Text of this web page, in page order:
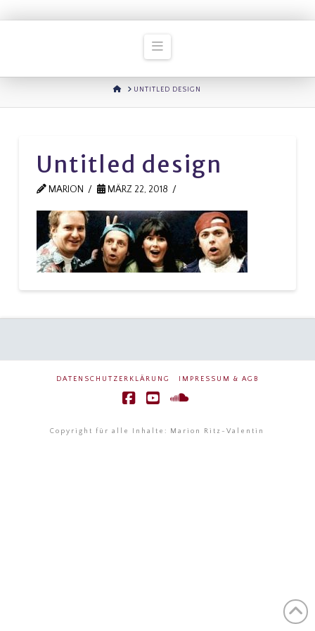
Navigation
HOMEUNTITLED DESIGN
Untitled design
MARION MÄRZ 22, 2018
DATENSCHUTZERKLÄRUNG IMPRESSUM & AGB
Copyright für alle Inhalte: Marion Ritz-Valentin